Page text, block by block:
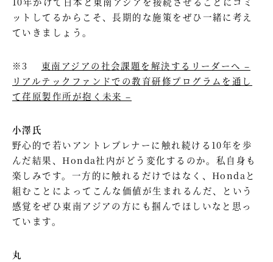
ットしてるからこそ、長期的な施策をぜひ一緒に考え
ていきましょう。
※3 東南アジアの社会課題を解決するリーダーへ –
リアルテックファンドでの教育研修プログラムを通し
て荏原製作所が抱く未来 –
小澤氏
野心的で若いアントレプレナーに触れ続ける10年を歩
んだ結果、Honda社内がどう変化するのか。私自身も
楽しみです。一方的に触れるだけではなく、Hondaと
組むことによってこんな価値が生まれるんだ、という
感覚をぜひ東南アジアの方にも掴んでほしいなと思っ
ています。
丸